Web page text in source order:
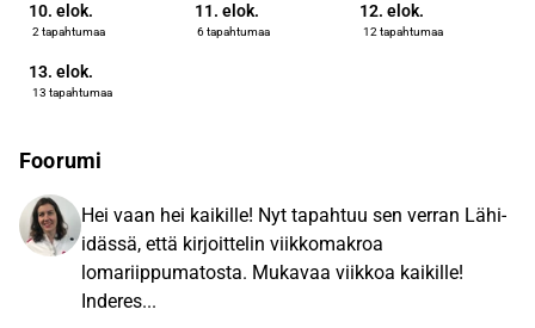
10. elok.
2 tapahtumaa
11. elok.
6 tapahtumaa
12. elok.
12 tapahtumaa
13. elok.
13 tapahtumaa
Foorumi
Hei vaan hei kaikille! Nyt tapahtuu sen verran Lähi-
idässä, että kirjoittelin viikkomakroa
lomariippumatosta. Mukavaa viikkoa kaikille!
Inderes...